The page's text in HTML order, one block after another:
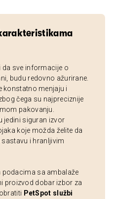
da sve informacije o
budu redovno ažurirane.
konstatno menjaju i
čega su najpreciznije
pakovanju.
jedini siguran izvor
koje možda želite da
sastavu i hranljivim
sa ambalaže
proizvod dobar izbor za
PetSpot službi